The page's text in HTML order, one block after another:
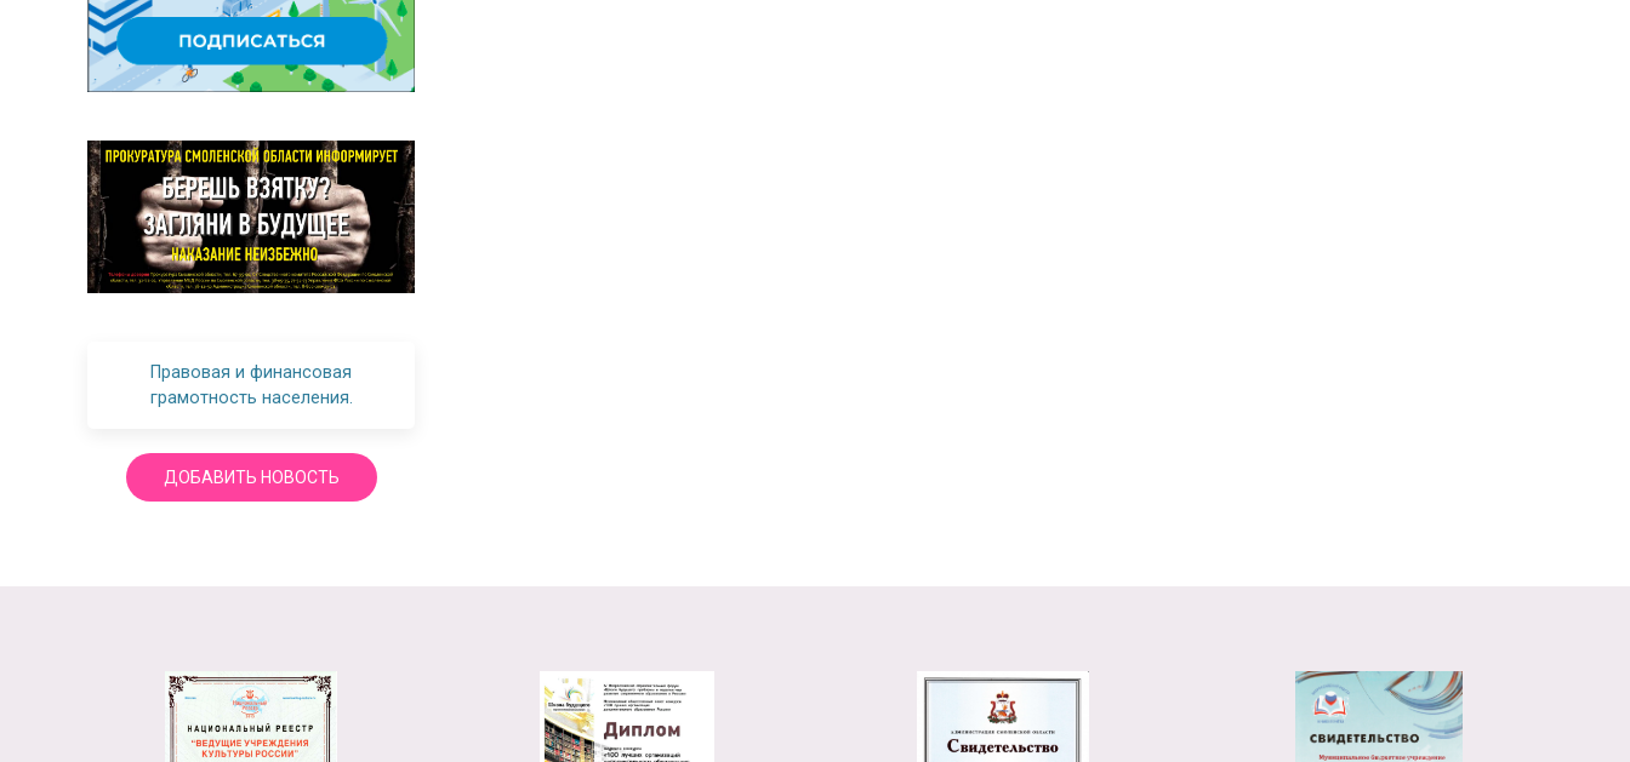
Правовая и финансовая
грамотность населения.
ДОБАВИТЬ НОВОСТЬ